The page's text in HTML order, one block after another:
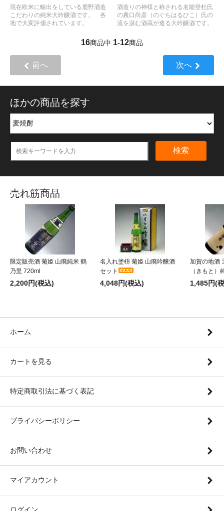
現在欧米に輸出をしている鹿野酒造
こだわりの純米大吟醸酒です。 各
地で大変評価されています。
酒造りの神様と称される名能登杜氏
の農口尚彦（のぐちはるひこ）氏の
流を汲む酒蔵が造る大吟醸酒です。
16商品中 1-12商品
前へ 次へ
ほかの商品を探す
検索
売れ筋商品
限定販売酒 菊姫 山廃純米 鶴
乃里 720ml
2,200円(税込)
名入れ塗枡 菊姫 山廃吟醸酒
セット
4,048円(税込)
加賀の地酒
（きもと）
1,485円(
ホーム
カートを見る
特定商取引法に基づく表記
プライバシーポリシー
お問い合わせ
マイアカウント
ログイン